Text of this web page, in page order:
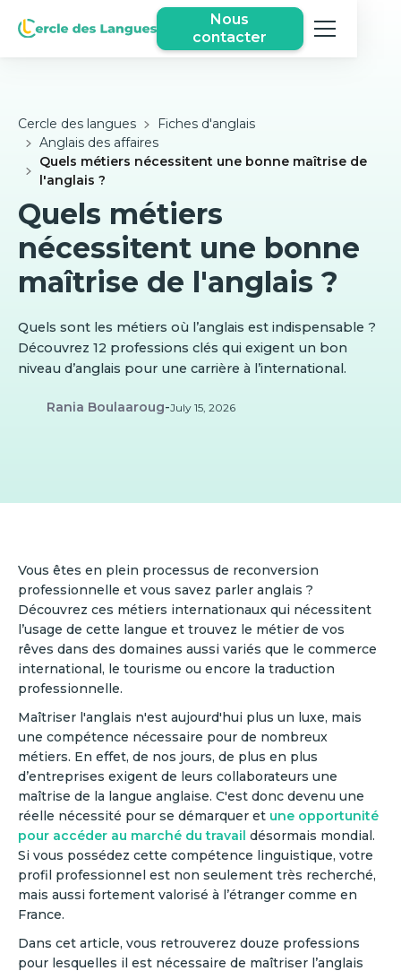
Nous
contacter
Cercle des langues
Fiches d'anglais
Anglais des affaires
Quels métiers nécessitent une bonne maîtrise de
l'anglais ?
Quels métiers
nécessitent une bonne
maîtrise de l'anglais ?
Quels sont les métiers où l’anglais est indispensable ?
Découvrez 12 professions clés qui exigent un bon
niveau d’anglais pour une carrière à l’international.
Rania Boulaaroug-July 15, 2026
Vous êtes en plein processus de reconversion
professionnelle et vous savez parler anglais ?
Découvrez ces métiers internationaux qui nécessitent
l’usage de cette langue et trouvez le métier de vos
rêves dans des domaines aussi variés que le commerce
international, le tourisme ou encore la traduction
professionnelle.
Maîtriser l'anglais n'est aujourd'hui plus un luxe, mais
une compétence nécessaire pour de nombreux
métiers. En effet, de nos jours, de plus en plus
d’entreprises exigent de leurs collaborateurs une
maîtrise de la langue anglaise. C'est donc devenu une
réelle nécessité pour se démarquer et une opportunité
pour accéder au marché du travail désormais mondial.
Si vous possédez cette compétence linguistique, votre
profil professionnel est non seulement très recherché,
mais aussi fortement valorisé à l’étranger comme en
France.
Dans cet article, vous retrouverez douze professions
pour lesquelles il est nécessaire de maîtriser l’anglais